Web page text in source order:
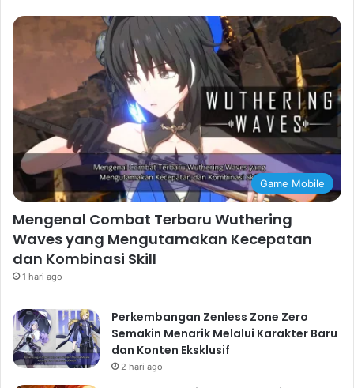
Game Mobile
Mengenal Combat Terbaru Wuthering
Waves yang Mengutamakan Kecepatan
dan Kombinasi Skill
1 hari ago
Perkembangan Zenless Zone Zero
Semakin Menarik Melalui Karakter Baru
dan Konten Eksklusif
2 hari ago